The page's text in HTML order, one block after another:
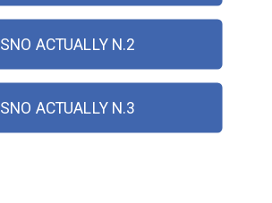
SNO ACTUALLY N.2
SNO ACTUALLY N.3